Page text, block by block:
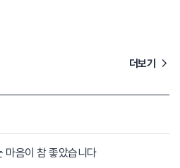
더보기
마음이 참 좋았습니다